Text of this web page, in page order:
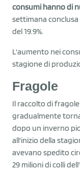
consumi hanno di
settimana conclusa
del 19.9%.
L'aumento nei
stagione di
Fragole
Il raccolto di
gradualmente
dopo un inverno
all'inizio della
avevano spedito
29 milioni di colli